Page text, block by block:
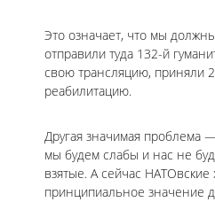
Это означает, что мы
отправили туда 132-й
свою трансляцию, приняли
реабилитацию.
Другая значимая проблема
мы будем слабы и нас не
взятые. А сейчас
принципиальное значение